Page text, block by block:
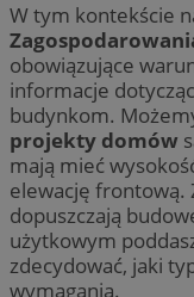
W tym kontekście
obowiązujące
informacje
budynkom.
projekty domów
mają mieć
elewację frontową.
dopuszczają
użytkowym
zdecydować, jaki
wymagania.